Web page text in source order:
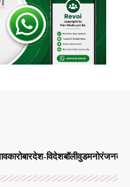
कारोबारदेश-विदेशबॉलीवुडमनोरंजन